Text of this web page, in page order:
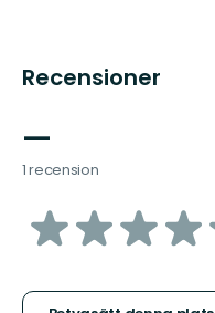
Recensioner
—
1 recension
av